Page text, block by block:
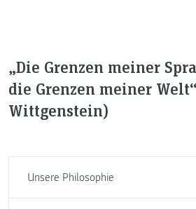
„Die Grenzen meiner
die Grenzen meiner
Wittgenstein)
Unsere Philosophie